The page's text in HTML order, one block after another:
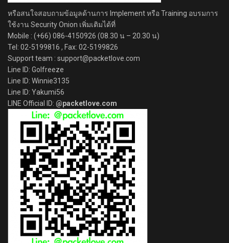
หรือสนใจสอบถามข้อมูลด้านการ Implement หรือ Training อบรมการ
ใช้งาน Security Onion เพิ่มเติมได้ที่
Mobile : (+66) 086-4150926 (08.30 น – 20.30 น)
Tel: 02-5199816 , Fax: 02-5199826
Support team : support@packetlove.com
Line ID: Golfreeze
Line ID: Winnie3135
Line ID: Yakumi56
LINE Official ID: @packetlove.com